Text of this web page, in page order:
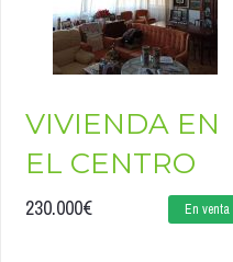
VIVIENDA EN
EL CENTRO
230.000€ En venta